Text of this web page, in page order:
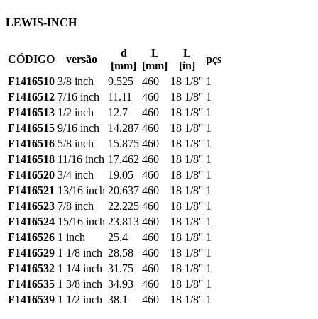
LEWIS-INCH
CÓDIGO versão
d
[mm]
L
[mm]
L
[in]
pçs
F1416510 3/8 inch 9.525 460 18 1/8'' 1
F1416512 7/16 inch 11.11 460 18 1/8'' 1
F1416513 1/2 inch 12.7 460 18 1/8'' 1
F1416515 9/16 inch 14.287 460 18 1/8'' 1
F1416516 5/8 inch 15.875 460 18 1/8'' 1
F1416518 11/16 inch 17.462 460 18 1/8'' 1
F1416520 3/4 inch 19.05 460 18 1/8'' 1
F1416521 13/16 inch 20.637 460 18 1/8'' 1
F1416523 7/8 inch 22.225 460 18 1/8'' 1
F1416524 15/16 inch 23.813 460 18 1/8'' 1
F1416526 1 inch 25.4 460 18 1/8'' 1
F1416529 1 1/8 inch 28.58 460 18 1/8'' 1
F1416532 1 1/4 inch 31.75 460 18 1/8'' 1
F1416535 1 3/8 inch 34.93 460 18 1/8'' 1
F1416539 1 1/2 inch 38.1 460 18 1/8'' 1